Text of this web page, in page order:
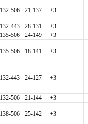
132-506 21-137 +3
132-443 28-131
+3
135-506 24-149 +3
135-506 18-141 +3
132-443 24-127 +3
132-506 21-144 +3
138-506 25-142 +3